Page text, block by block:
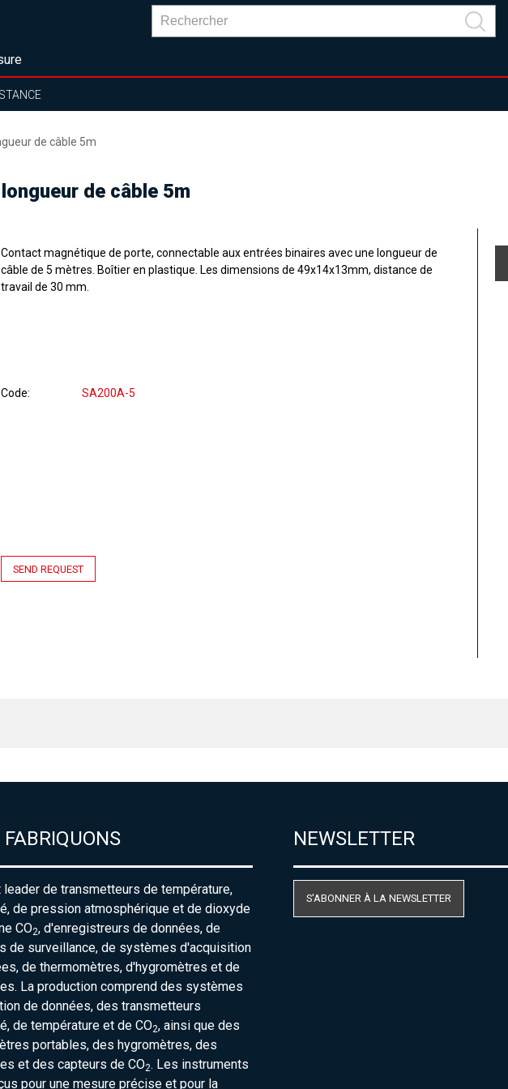
de câble 5m
de câble 5m
Contact magnétique de porte, connectable aux entrées binaires avec une longueur de
câble de 5 mètres. Boîtier en plastique. Les dimensions de 49x14x13mm, distance de
travail de 30 mm.
Code SA200A-5
SEND REQUEST
FABRIQUONS
leader de transmetteurs de température,
de pression atmosphérique et de dioxyde
CO2, d'enregistreurs de données, de
de surveillance, de systèmes d'acquisition
de thermomètres, d'hygromètres et de
La production comprend des systèmes
de données, des transmetteurs
de température et de CO2, ainsi que des
portables, des hygromètres, des
et des capteurs de CO2. Les instruments
pour une mesure précise et pour la
NEWSLETTER
S'ABONNER À LA NEWSLETTER